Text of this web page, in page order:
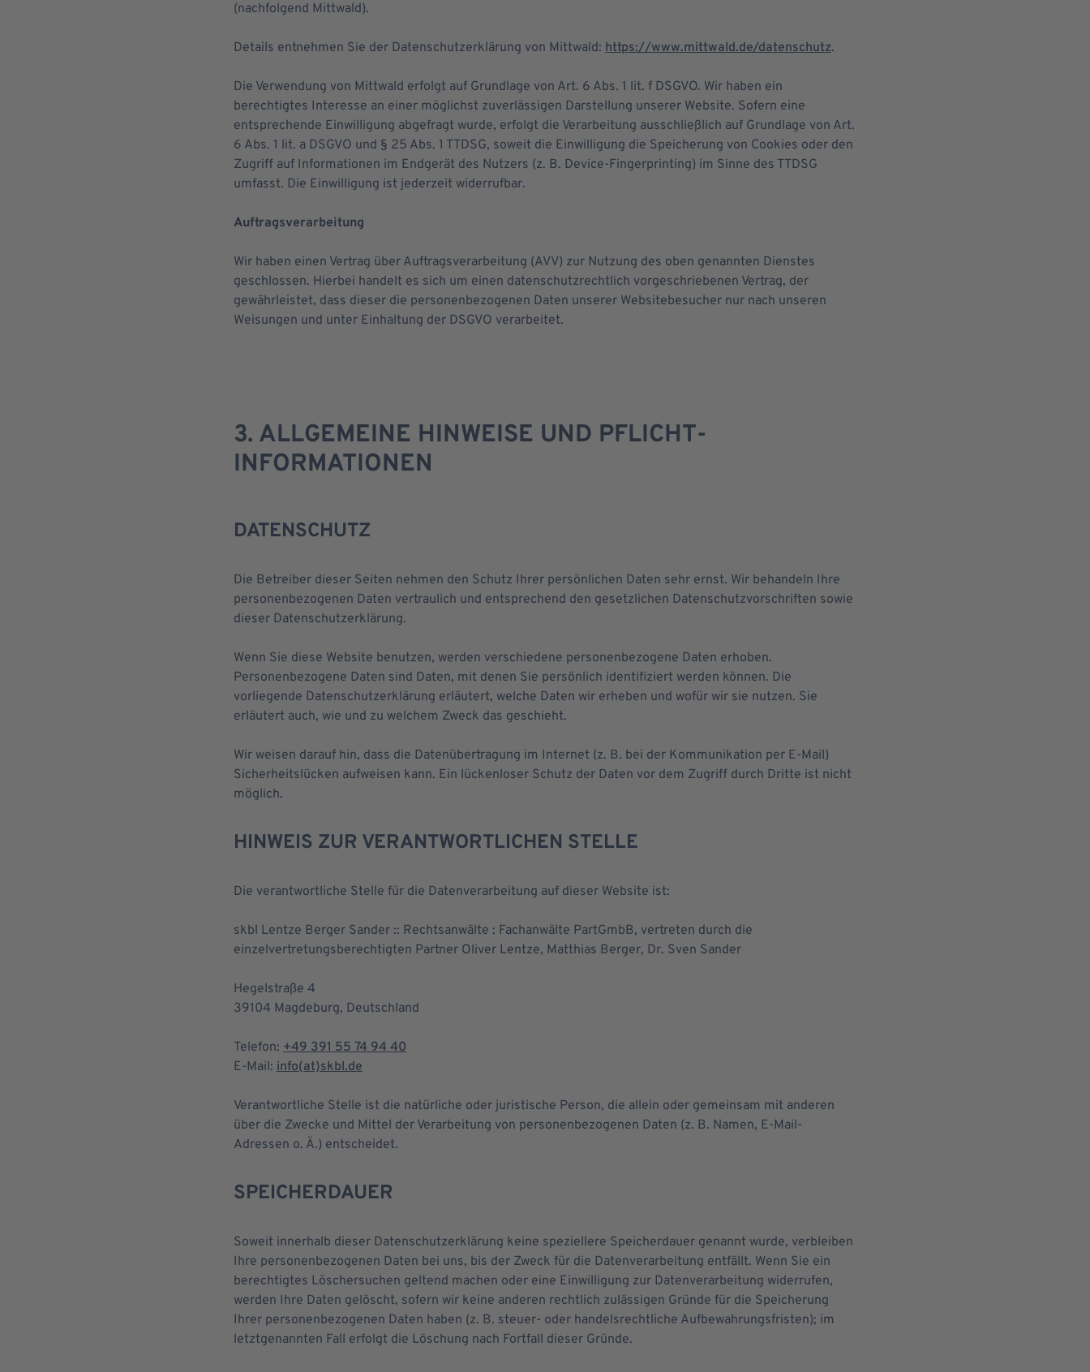
Rechtsanwälte
Fachanwälte
(nachfolgend Mittwald).
Details entnehmen Sie der Datenschutzerklärung von Mittwald: https://www.mittwald.de/datenschutz.
Die Verwendung von Mittwald erfolgt auf Grundlage von Art. 6 Abs. 1 lit. f DSGVO. Wir haben ein
berechtigtes Interesse an einer möglichst zuverlässigen Darstellung unserer Website. Sofern eine
entsprechende Einwilligung abgefragt wurde, erfolgt die Verarbeitung ausschließlich auf Grundlage von Art.
6 Abs. 1 lit. a DSGVO und § 25 Abs. 1 TTDSG, soweit die Einwilligung die Speicherung von Cookies oder den
Zugriff auf Informationen im Endgerät des Nutzers (z. B. Device-Fingerprinting) im Sinne des TTDSG
umfasst. Die Einwilligung ist jederzeit widerrufbar.
Auftragsverarbeitung
Wir haben einen Vertrag über Auftragsverarbeitung (AVV) zur Nutzung des oben genannten Dienstes
geschlossen. Hierbei handelt es sich um einen datenschutzrechtlich vorgeschriebenen Vertrag, der
gewährleistet, dass dieser die personenbezogenen Daten unserer Websitebesucher nur nach unseren
Weisungen und unter Einhaltung der DSGVO verarbeitet.
3. ALLGEMEINE HINWEISE UND PFLICHT­
INFORMATIONEN
DATENSCHUTZ
Die Betreiber dieser Seiten nehmen den Schutz Ihrer persönlichen Daten sehr ernst. Wir behandeln Ihre
personenbezogenen Daten vertraulich und entsprechend den gesetzlichen Datenschutzvorschriften sowie
dieser Datenschutzerklärung.
Wenn Sie diese Website benutzen, werden verschiedene personenbezogene Daten erhoben.
Personenbezogene Daten sind Daten, mit denen Sie persönlich identifiziert werden können. Die
vorliegende Datenschutzerklärung erläutert, welche Daten wir erheben und wofür wir sie nutzen. Sie
erläutert auch, wie und zu welchem Zweck das geschieht.
Wir weisen darauf hin, dass die Datenübertragung im Internet (z. B. bei der Kommunikation per E-Mail)
Sicherheitslücken aufweisen kann. Ein lückenloser Schutz der Daten vor dem Zugriff durch Dritte ist nicht
möglich.
HINWEIS ZUR VERANTWORTLICHEN STELLE
Die verantwortliche Stelle für die Datenverarbeitung auf dieser Website ist:
skbl Lentze Berger Sander :: Rechtsanwälte : Fachanwälte PartGmbB, vertreten durch die
einzelvertretungsberechtigten Partner Oliver Lentze, Matthias Berger, Dr. Sven Sander
Hegelstraße 4
39104 Magdeburg, Deutschland
Telefon: +49 391 55 74 94 40
E-Mail: info(at)skbl.de
Verantwortliche Stelle ist die natürliche oder juristische Person, die allein oder gemeinsam mit anderen
über die Zwecke und Mittel der Verarbeitung von personenbezogenen Daten (z. B. Namen, E-Mail-
Adressen o. Ä.) entscheidet.
SPEICHERDAUER
Soweit innerhalb dieser Datenschutzerklärung keine speziellere Speicherdauer genannt wurde, verbleiben
Ihre personenbezogenen Daten bei uns, bis der Zweck für die Datenverarbeitung entfällt. Wenn Sie ein
berechtigtes Löschersuchen geltend machen oder eine Einwilligung zur Datenverarbeitung widerrufen,
werden Ihre Daten gelöscht, sofern wir keine anderen rechtlich zulässigen Gründe für die Speicherung
Ihrer personenbezogenen Daten haben (z. B. steuer- oder handelsrechtliche Aufbewahrungsfristen); im
letztgenannten Fall erfolgt die Löschung nach Fortfall dieser Gründe.